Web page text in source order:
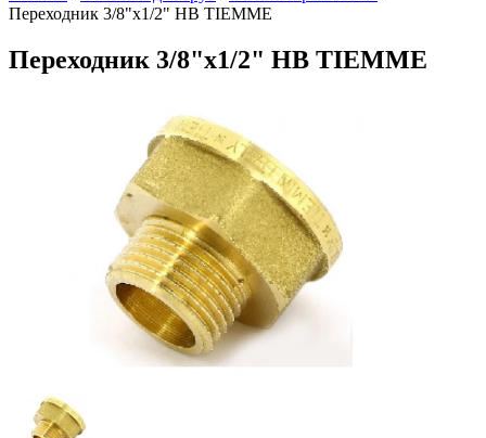
Переходник 3/8"x1/2" НВ TIEMME
Переходник 3/8"x1/2" НВ TIEMME